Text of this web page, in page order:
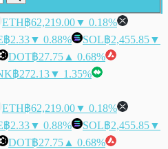
ETH฿62,219.00▼ 0.18%
฿2.33▼ 0.88% SOL฿2,455.85▼
DOT฿27.75 ▲ 0.68%
฿272.13▼ 1.35%
ETH฿62,219.00▼ 0.18%
฿2.33▼ 0.88% SOL฿2,455.85▼
DOT฿27.75 ▲ 0.68%